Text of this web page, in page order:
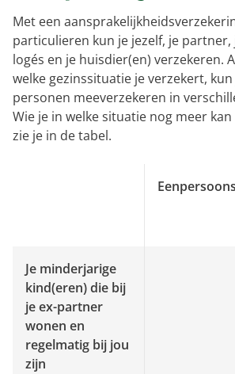
Met een
particulieren kun je jezelf, je partner,
logés en je huisdier(en) verzekeren.
welke gezinssituatie je verzekert,
personen meeverzekeren in
Wie je in welke situatie nog meer
zie je in de tabel.
Je minderjarige
kind(eren) die bij
je ex-partner
wonen en
regelmatig bij jou
zijn